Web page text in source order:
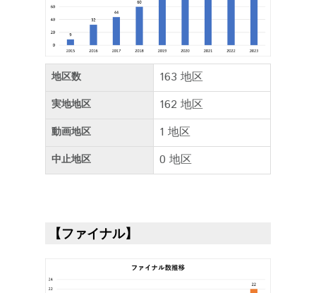
地区数 163 地区
実地地区 162 地区
動画地区 1 地区
中止地区 0 地区
【ファイナル】